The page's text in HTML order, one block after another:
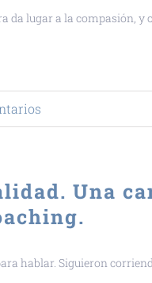
da lugar a la compasión, y
Una
hablar. Siguieron